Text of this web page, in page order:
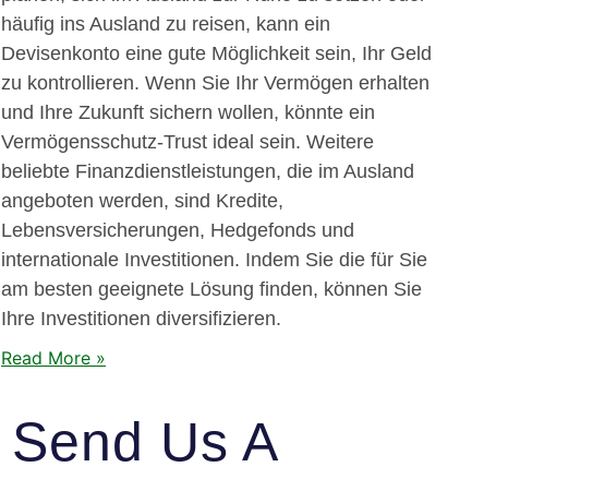
häufig ins Ausland zu reisen, kann ein
Devisenkonto eine gute Möglichkeit sein, Ihr Geld
zu kontrollieren. Wenn Sie Ihr Vermögen erhalten
und Ihre Zukunft sichern wollen, könnte ein
Vermögensschutz-Trust ideal sein. Weitere
beliebte Finanzdienstleistungen, die im Ausland
angeboten werden, sind Kredite,
Lebensversicherungen, Hedgefonds und
internationale Investitionen. Indem Sie die für Sie
am besten geeignete Lösung finden, können Sie
Ihre Investitionen diversifizieren.
Read More »
Send Us A